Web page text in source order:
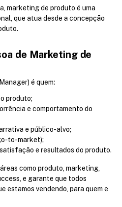
marketing de produto é uma
que atua desde a concepção
de Marketing de
é quem:
produto;
e comportamento do
e público-alvo;
to-market);
e resultados do produto.
como produto, marketing,
e garante que todos
estamos vendendo, para quem e